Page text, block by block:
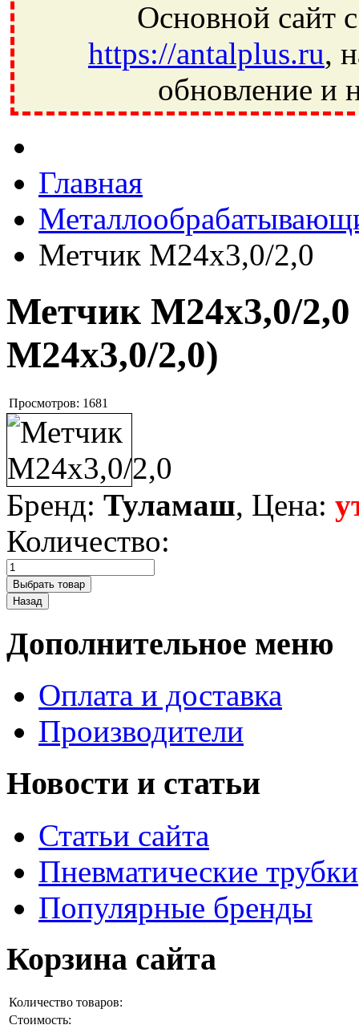
Основной сайт
https://antalplus.ru,
обновление и
Ивантеевка, подшипники, пневматика, метизы, техника,
Главная
Метчик М24х3,0/2,0
Метчик М24х3,0/2,0
М24х3,0/2,0)
Просмотров: 1681
Бренд: Туламаш, Цена:
Количество:
Дополнительное меню
Оплата и доставка
Производители
Новости и статьи
Статьи сайта
Пневматические трубки
Популярные бренды
Корзина сайта
Количество товаров:
Стоимость: